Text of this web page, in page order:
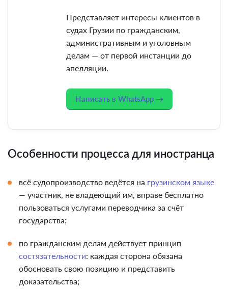
Представляет интересы клиентов в
судах Грузии по гражданским,
административным и уголовным
делам — от первой инстанции до
апелляции.
Написать в WhatsApp →
Особенности процесса для иностранца
всё судопроизводство ведётся на грузинском языке
— участник, не владеющий им, вправе бесплатно
пользоваться услугами переводчика за счёт
государства;
по гражданским делам действует принцип
состязательности: каждая сторона обязана
обосновать свою позицию и представить
доказательства;